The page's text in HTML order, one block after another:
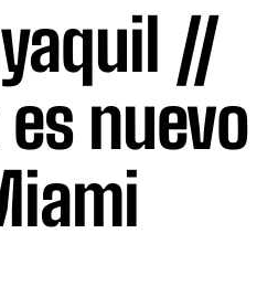
//
es nuevo